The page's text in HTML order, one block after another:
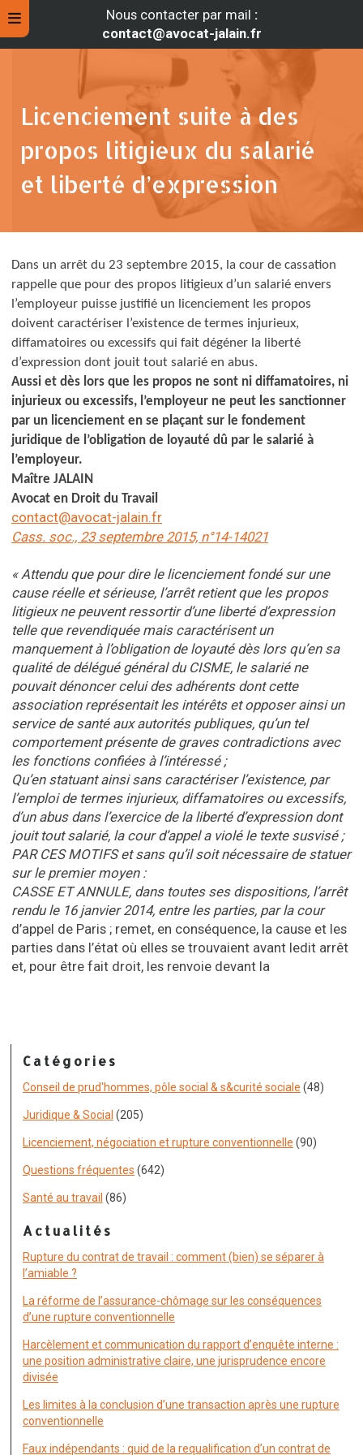
Nous contacter par mail :
contact@avocat-jalain.fr
Licenciement suite à des
propos litigieux du salarié
et liberté d’expression
Dans un arrêt du 23 septembre 2015, la cour de cassation
rappelle que pour des propos litigieux d’un salarié envers
l’employeur puisse justifié un licenciement les propos
doivent caractériser l’existence de termes injurieux,
diffamatoires ou excessifs qui fait dégéner la liberté
d’expression dont jouit tout salarié en abus.
Aussi et dès lors que les propos ne sont ni diffamatoires, ni
injurieux ou excessifs, l’employeur ne peut les sanctionner
par un licenciement en se plaçant sur le fondement
juridique de l’obligation de loyauté dû par le salarié à
l’employeur.
Maître JALAIN
Avocat en Droit du Travail
contact@avocat-jalain.fr
Cass. soc., 23 septembre 2015, n°14-14021
« Attendu que pour dire le licenciement fondé sur une
cause réelle et sérieuse, l’arrêt retient que les propos
litigieux ne peuvent ressortir d’une liberté d’expression
telle que revendiquée mais caractérisent un
manquement à l’obligation de loyauté dès lors qu’en sa
qualité de délégué général du CISME, le salarié ne
pouvait dénoncer celui des adhérents dont cette
association représentait les intérêts et opposer ainsi un
service de santé aux autorités publiques, qu’un tel
comportement présente de graves contradictions avec
les fonctions confiées à l’intéressé ;
Qu’en statuant ainsi sans caractériser l’existence, par
l’emploi de termes injurieux, diffamatoires ou excessifs,
d’un abus dans l’exercice de la liberté d’expression dont
jouit tout salarié, la cour d’appel a violé le texte susvisé ;
PAR CES MOTIFS et sans qu’il soit nécessaire de statuer
sur le premier moyen :
CASSE ET ANNULE, dans toutes ses dispositions, l’arrêt
rendu le 16 janvier 2014, entre les parties, par la cour
d’appel de Paris ; remet, en conséquence, la cause et les
parties dans l’état où elles se trouvaient avant ledit arrêt
et, pour être fait droit, les renvoie devant la
Catégories
Conseil de prud'hommes, pôle social & s&curité sociale (48)
Juridique & Social (205)
Licenciement, négociation et rupture conventionnelle (90)
Questions fréquentes (642)
Santé au travail (86)
Actualités
Rupture du contrat de travail : comment (bien) se séparer à
l’amiable ?
La réforme de l’assurance-chômage sur les conséquences
d’une rupture conventionnelle
Harcèlement et communication du rapport d’enquête interne :
une position administrative claire, une jurisprudence encore
divisée
Les limites à la conclusion d’une transaction après une rupture
conventionnelle
Faux indépendants : quid de la requalification d’un contrat de